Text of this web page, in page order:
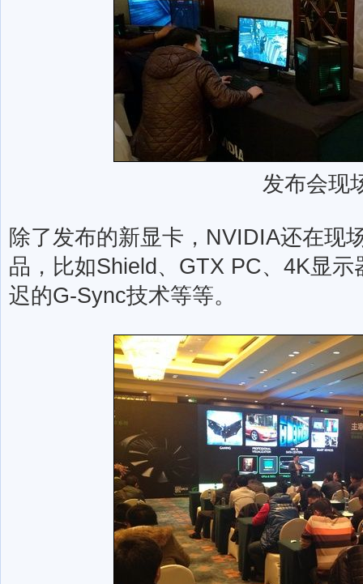
发布会现
除了发布的新显卡，NVIDIA还在现
品，比如Shield、GTX PC、4K显
迟的G-Sync技术等等。